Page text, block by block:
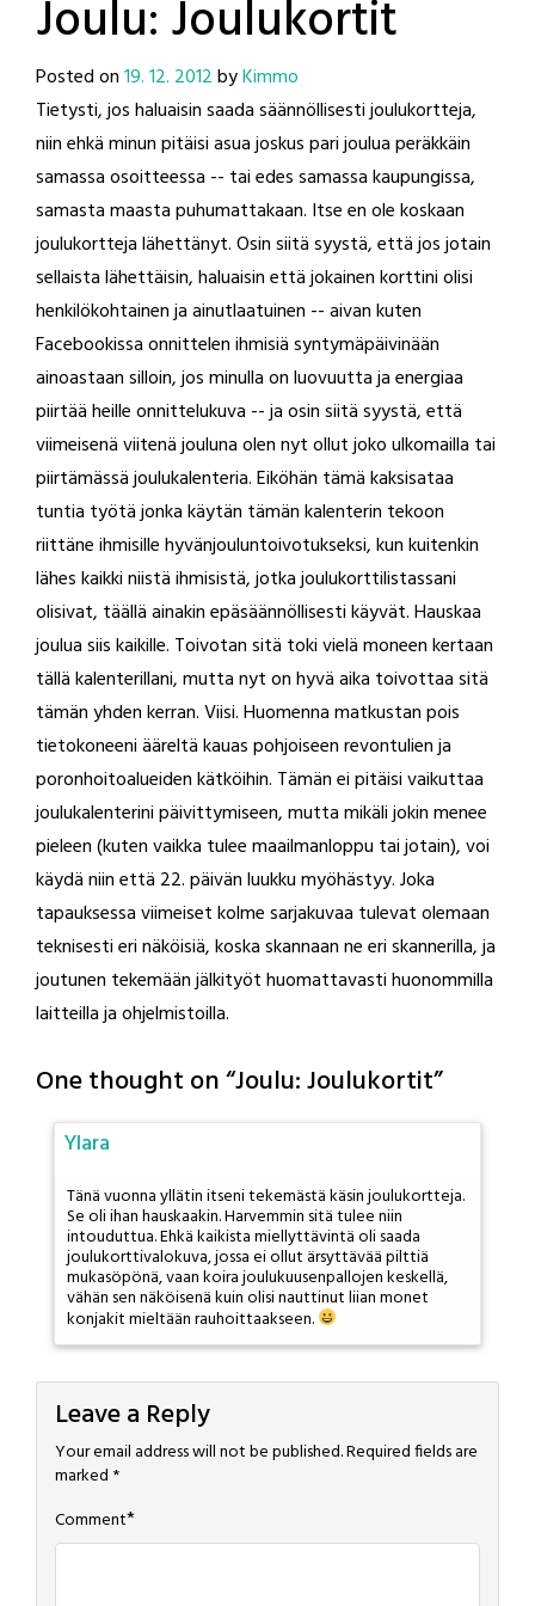
Joulu: Joulukortit
Posted on19. 12. 2012byKimmo
Tietysti, jos haluaisin saada säännöllisesti joulukortteja,
niin ehkä minun pitäisi asua joskus pari joulua peräkkäin
samassa osoitteessa -- tai edes samassa kaupungissa,
samasta maasta puhumattakaan. Itse en ole koskaan
joulukortteja lähettänyt. Osin siitä syystä, että jos jotain
sellaista lähettäisin, haluaisin että jokainen korttini olisi
henkilökohtainen ja ainutlaatuinen -- aivan kuten
Facebookissa onnittelen ihmisiä syntymäpäivinään
ainoastaan silloin, jos minulla on luovuutta ja energiaa
piirtää heille onnittelukuva -- ja osin siitä syystä, että
viimeisenä viitenä jouluna olen nyt ollut joko ulkomailla tai
piirtämässä joulukalenteria. Eiköhän tämä kaksisataa
tuntia työtä jonka käytän tämän kalenterin tekoon
riittäne ihmisille hyvänjouluntoivotukseksi, kun kuitenkin
lähes kaikki niistä ihmisistä, jotka joulukorttilistassani
olisivat, täällä ainakin epäsäännöllisesti käyvät. Hauskaa
joulua siis kaikille. Toivotan sitä toki vielä moneen kertaan
tällä kalenterillani, mutta nyt on hyvä aika toivottaa sitä
tämän yhden kerran. Viisi. Huomenna matkustan pois
tietokoneeni ääreltä kauas pohjoiseen revontulien ja
poronhoitoalueiden kätköihin. Tämän ei pitäisi vaikuttaa
joulukalenterini päivittymiseen, mutta mikäli jokin menee
pieleen (kuten vaikka tulee maailmanloppu tai jotain), voi
käydä niin että 22. päivän luukku myöhästyy. Joka
tapauksessa viimeiset kolme sarjakuvaa tulevat olemaan
teknisesti eri näköisiä, koska skannaan ne eri skannerilla, ja
joutunen tekemään jälkityöt huomattavasti huonommilla
laitteilla ja ohjelmistoilla.
One thought on “Joulu: Joulukortit”
Ylara
Tänä vuonna yllätin itseni tekemästä käsin joulukortteja.
Se oli ihan hauskaakin. Harvemmin sitä tulee niin
intouduttua. Ehkä kaikista miellyttävintä oli saada
joulukorttivalokuva, jossa ei ollut ärsyttävää pilttiä
mukasöpönä, vaan koira joulukuusenpallojen keskellä,
vähän sen näköisenä kuin olisi nauttinut liian monet
konjakit mieltään rauhoittaakseen.
Leave a Reply
Your email address will not be published.Required fields are
marked *
Comment*